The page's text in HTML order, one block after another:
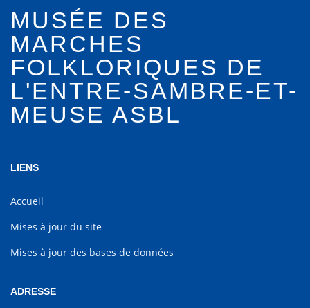
MUSÉE DES
MARCHES
FOLKLORIQUES DE
L'ENTRE-SAMBRE-ET-
MEUSE ASBL
LIENS
Accueil
Mises à jour du site
Mises à jour des bases de données
ADRESSE